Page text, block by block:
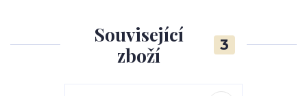
Související
zboží
3